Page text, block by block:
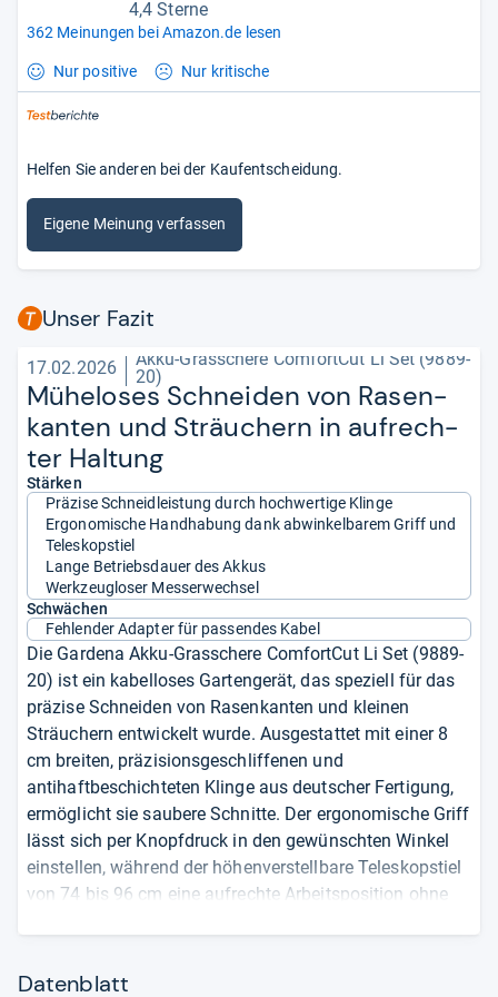
4,4 Sterne
362 Meinungen bei Amazon.de lesen
Nur positive Nur kritische
Helfen Sie anderen bei der Kaufentscheidung.
Eigene Meinung verfassen
Unser Fazit
17.02.2026
Akku-Grasschere ComfortCut Li Set (9889-
20)
Mühe­lo­ses Schnei­den von Rasen­
kan­ten und Sträu­chern in auf­rech­
ter Hal­tung
Stärken
Präzise Schneidleistung durch hochwertige Klinge
Ergonomische Handhabung dank abwinkelbarem Griff und
Teleskopstiel
Lange Betriebsdauer des Akkus
Werkzeugloser Messerwechsel
Schwächen
Fehlender Adapter für passendes Kabel
Die Gardena Akku-Grasschere ComfortCut Li Set (9889-
20) ist ein kabelloses Gartengerät, das speziell für das
präzise Schneiden von Rasenkanten und kleinen
Sträuchern entwickelt wurde. Ausgestattet mit einer 8
cm breiten, präzisionsgeschliffenen und
antihaftbeschichteten Klinge aus deutscher Fertigung,
ermöglicht sie saubere Schnitte. Der ergonomische Griff
lässt sich per Knopfdruck in den gewünschten Winkel
einstellen, während der höhenverstellbare Teleskopstiel
von 74 bis 96 cm eine aufrechte Arbeitsposition ohne
bis zu 80 Minuten und kann über das beiliegende USB-
Datenblatt